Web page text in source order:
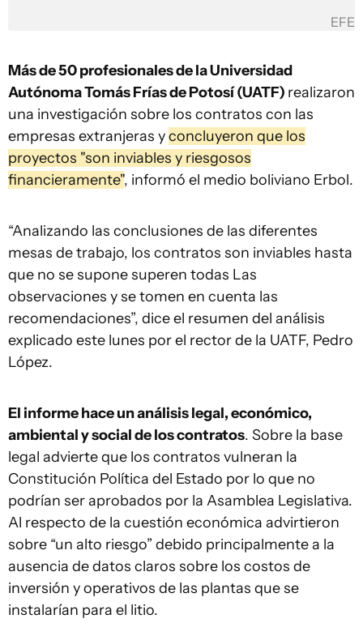
EFE
Más de 50 profesionales de la Universidad
Autónoma Tomás Frías de Potosí (UATF) realizaron
una investigación sobre los contratos con las
empresas extranjeras yconcluyeron que los
proyectos "son inviables y riesgosos
financieramente", informó el medio boliviano Erbol.
“Analizando las conclusiones de las diferentes
mesas de trabajo, los contratos son inviables hasta
que no se supone superen todas Las
observaciones y se tomen en cuenta las
recomendaciones”, dice el resumen del análisis
explicado este lunes por el rector de la UATF, Pedro
López.
El informe hace un análisis legal, económico,
ambiental y social de los contratos. Sobre la base
legal advierte que los contratos vulneran la
Constitución Política del Estado por lo que no
podrían ser aprobados por la Asamblea Legislativa.
Al respecto de la cuestión económica advirtieron
sobre “un alto riesgo” debido principalmente a la
ausencia de datos claros sobre los costos de
inversión y operativos de las plantas que se
instalarían para el litio.